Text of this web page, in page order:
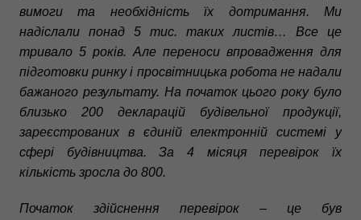
вимоги та необхідність їх дотримання. Ми
надіслали понад 5 тис. таких листів… Все це
тривало 5 років. Але переноси впровадження для
підготовки ринку і просвітницька робота не надали
бажаного результату. На початок цього року було
близько 200 декларацій будівельної продукції,
зареєстрованих в єдиній електронній системі у
сфері будівництва. За 4 місяця перевірок їх
кількість зросла до 800.
Початок здійснення перевірок – це був